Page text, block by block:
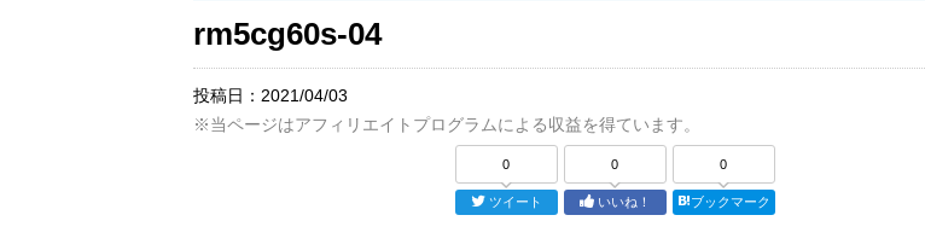
rm5cg60s-04
投稿日： 2021/04/03
※当ページはアフィリエイトプログラムによる収益を得ています。
0
ツイート
0
いいね！
0
ブックマーク